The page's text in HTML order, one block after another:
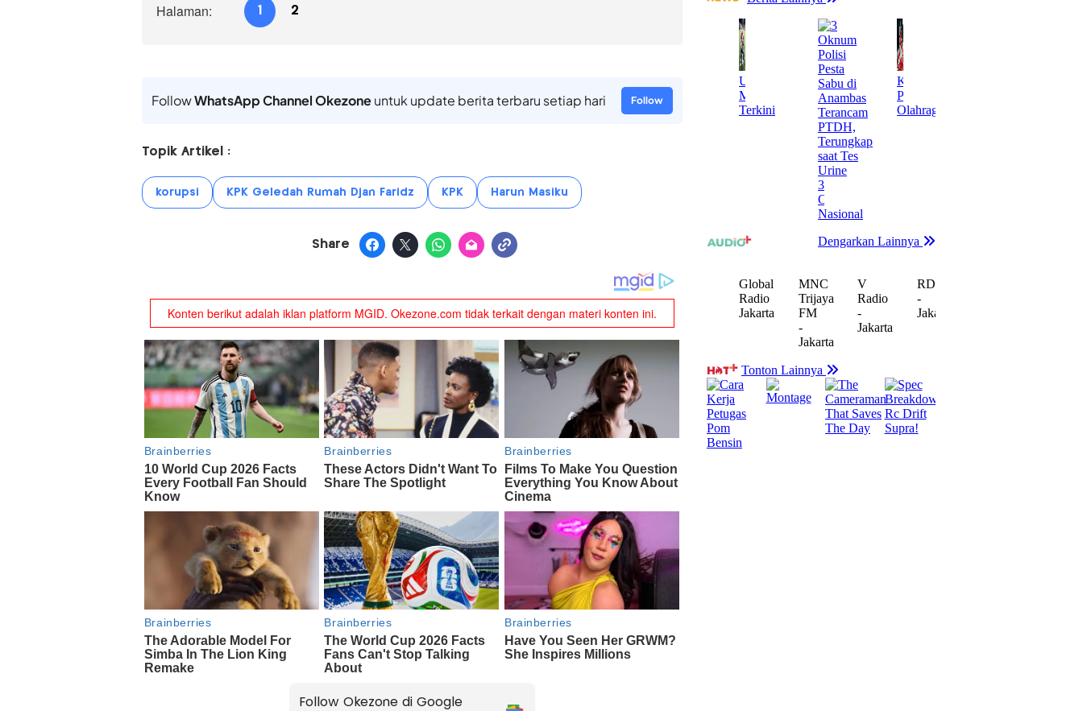
Halaman: 1 2
FollowWhatsApp Channel Okezoneuntuk update berita terbaru setiap hari Follow
Topik Artikel :
korupsi KPK Geledah Rumah Djan Faridz KPK Harun Masiku
Share
Follow Okezone di Google